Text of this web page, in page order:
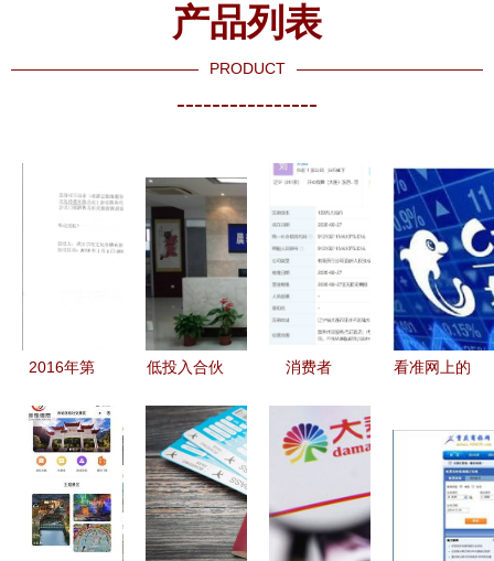
产品列表
PRODUCT
----------------
2016年第
光电子国际
学术会议
（SOPO
2016）参
低投入合伙
何在票务代
理领域快速
实现轻资产
创业
消费者
社”代订特
价机票遇退
款难，引出
层层代理乱
看准网上的
务 机会与
陷阱并存